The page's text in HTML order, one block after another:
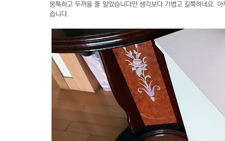
뭉툭하고 두꺼울 줄 알았습니다만 생각보다 가볍고 길쭉하네요.
습니다.